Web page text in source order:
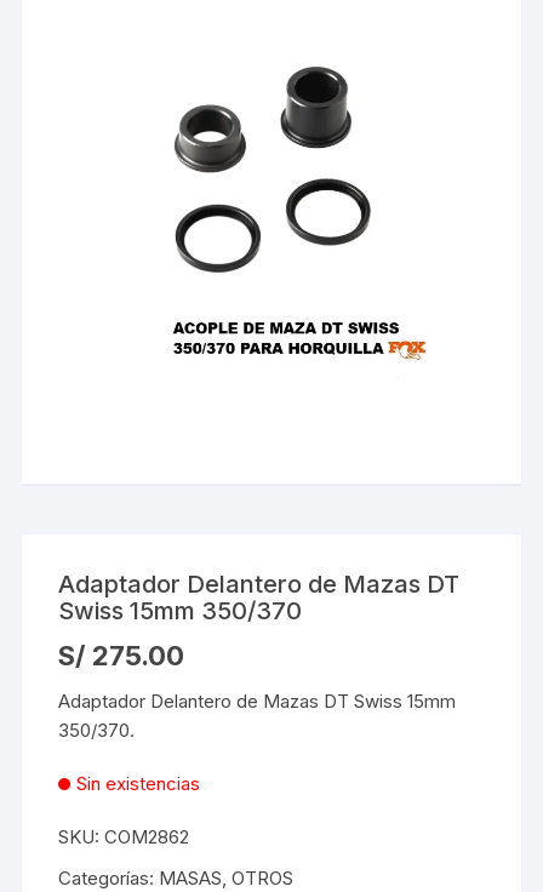
Adaptador Delantero de Mazas DT
Swiss 15mm 350/370
S/ 275.00
Adaptador Delantero de Mazas DT Swiss 15mm
350/370.
Sin existencias
SKU:COM2862
Categorías: MASAS,OTROS